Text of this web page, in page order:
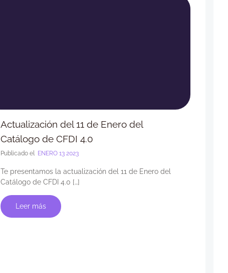
Actualización del 11 de Enero del
Catálogo de CFDI 4.0
Publicado el ENERO 13 2023
Te presentamos la actualización del 11 de Enero del
Catálogo de CFDI 4.0 […]
Leer más